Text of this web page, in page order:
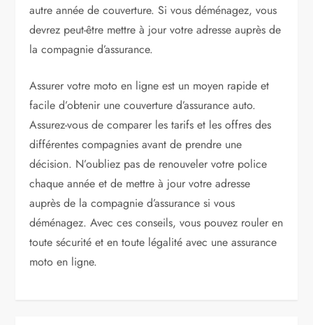
autre année de couverture. Si vous déménagez, vous
devrez peut-être mettre à jour votre adresse auprès de
la compagnie d’assurance.
Assurer votre moto en ligne est un moyen rapide et
facile d’obtenir une couverture d’assurance auto.
Assurez-vous de comparer les tarifs et les offres des
différentes compagnies avant de prendre une
décision. N’oubliez pas de renouveler votre police
chaque année et de mettre à jour votre adresse
auprès de la compagnie d’assurance si vous
déménagez. Avec ces conseils, vous pouvez rouler en
toute sécurité et en toute légalité avec une assurance
moto en ligne.